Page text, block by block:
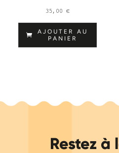
35,00€
AJOUTER AU
PANIER
Restez à